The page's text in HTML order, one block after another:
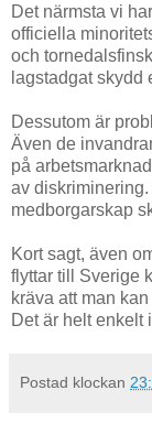
Det närmsta vi
officiella
och
lagstadgat skydd
Dessutom är
Även de
på
av diskriminering.
medborgarskap
Kort sagt, även
flyttar till Sverige
kräva att man
Det är helt enkelt
Postad klockan